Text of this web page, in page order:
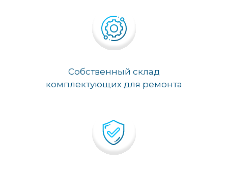
Собственный склад
комплектующих для ремонта